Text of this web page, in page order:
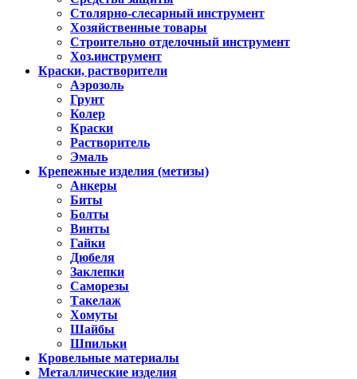
Столярно-слесарный инструмент
Хозяйственные товары
Строительно отделочный инструмент
Хоз.инструмент
Краски, растворители
Аэрозоль
Грунт
Колер
Краски
Растворитель
Эмаль
Крепежные изделия (метизы)
Анкеры
Биты
Болты
Винты
Гайки
Дюбеля
Заклепки
Саморезы
Такелаж
Хомуты
Шайбы
Шпильки
Кровельные материалы
Металлические изделия